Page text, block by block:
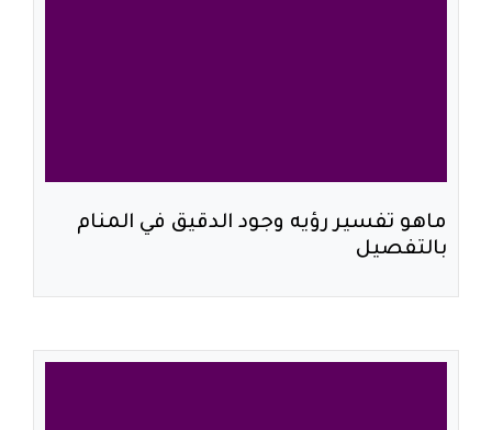
ماهو تفسير رؤيه وجود الدقيق في المنام
بالتفصيل